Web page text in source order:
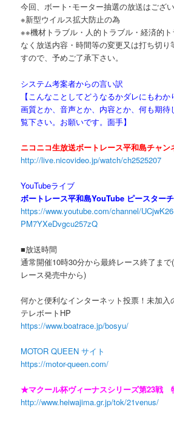
今回、ボート･モーター抽選の放送はござ
※新型ウイルス拡大防止の為
※※機材トラブル・人的トラブル・経済的
なく放送内容・時間等の変更又は打ち切り
すので、予めご了承下さい。
システム考案者からの言い訳
【こんなことしてどうなるかダレにもわか
画質とか、音声とか、内容とか、何も期
覧下さい。お願いです。面手】
ニコニコ生放送ボートレース平和島チャン
http://live.nicovideo.jp/watch/ch2525207
YouTubeライブ
ボートレース平和島YouTube ピースター
https://www.youtube.com/channel/
PM7YXeDvgcu257zQ
■放送時間
通常開催10時30分から最終レース終了ま
レース発売中から)
何かと便利なインターネット投票！未加入
テレボートHP
https://www.boatrace.jp/bosyu/
MOTOR QUEEN サイト
https://motor-queen.com/
★マクール杯ヴィーナスシリーズ第23戦
http://www.heiwajima.gr.jp/tok/21venus/